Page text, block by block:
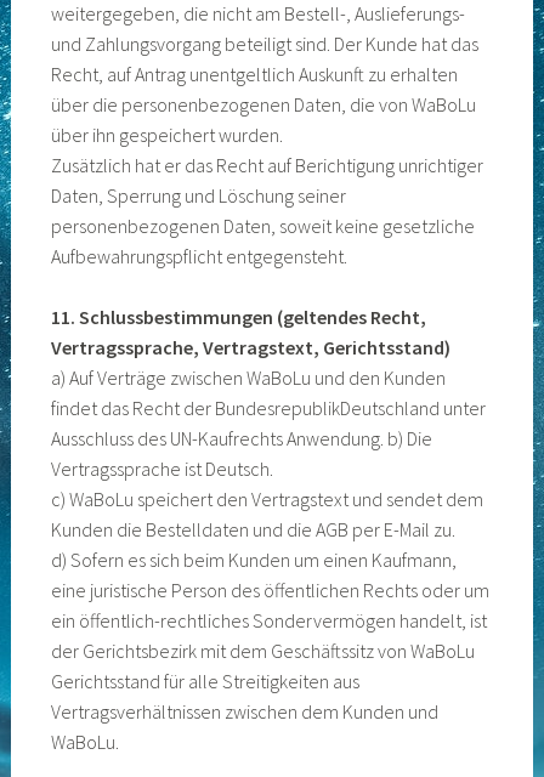
weitergegeben, die nicht am Bestell-, Auslieferungs-
und Zahlungsvorgang beteiligt sind. Der Kunde hat das
Recht, auf Antrag unentgeltlich Auskunft zu erhalten
über die personenbezogenen Daten, die von WaBoLu
über ihn gespeichert wurden.
Zusätzlich hat er das Recht auf Berichtigung unrichtiger
Daten, Sperrung und Löschung seiner
personenbezogenen Daten, soweit keine gesetzliche
Aufbewahrungspflicht entgegensteht.
11. Schlussbestimmungen (geltendes Recht,
Vertragssprache, Vertragstext, Gerichtsstand)
a) Auf Verträge zwischen WaBoLu und den Kunden
findet das Recht der BundesrepublikDeutschland unter
Ausschluss des UN-Kaufrechts Anwendung. b) Die
Vertragssprache ist Deutsch.
c) WaBoLu speichert den Vertragstext und sendet dem
Kunden die Bestelldaten und die AGB per E-Mail zu.
d) Sofern es sich beim Kunden um einen Kaufmann,
eine juristische Person des öffentlichen Rechts oder um
ein öffentlich-rechtliches Sondervermögen handelt, ist
der Gerichtsbezirk mit dem Geschäftssitz von WaBoLu
Gerichtsstand für alle Streitigkeiten aus
Vertragsverhältnissen zwischen dem Kunden und
WaBoLu.